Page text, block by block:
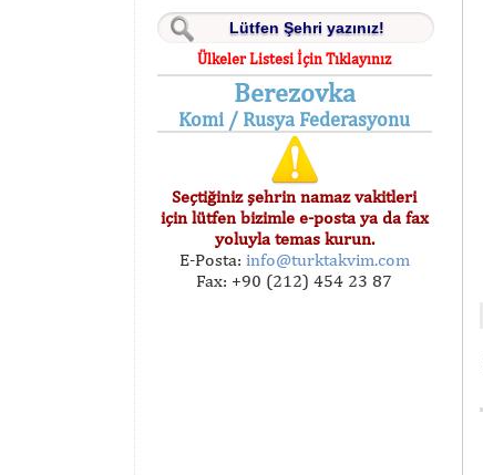
Ülkeler Listesi İçin Tıklayınız
Berezovka
Komi / Rusya Federasyonu
Seçtiğiniz şehrin namaz vakitleri
için lütfen bizimle e-posta ya da fax
yoluyla temas kurun.
E-Posta: info@turktakvim.com
Fax: +90 (212) 454 23 87